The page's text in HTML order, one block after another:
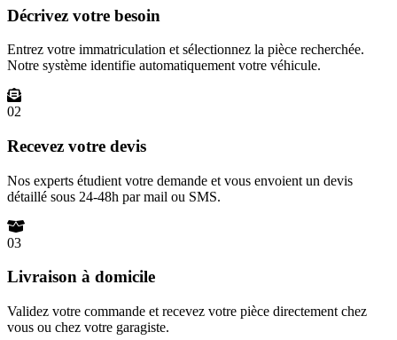
Décrivez votre besoin
Entrez votre immatriculation et sélectionnez la pièce recherchée.
Notre système identifie automatiquement votre véhicule.
02
Recevez votre devis
Nos experts étudient votre demande et vous envoient un devis
détaillé sous 24-48h par mail ou SMS.
03
Livraison à domicile
Validez votre commande et recevez votre pièce directement chez
vous ou chez votre garagiste.